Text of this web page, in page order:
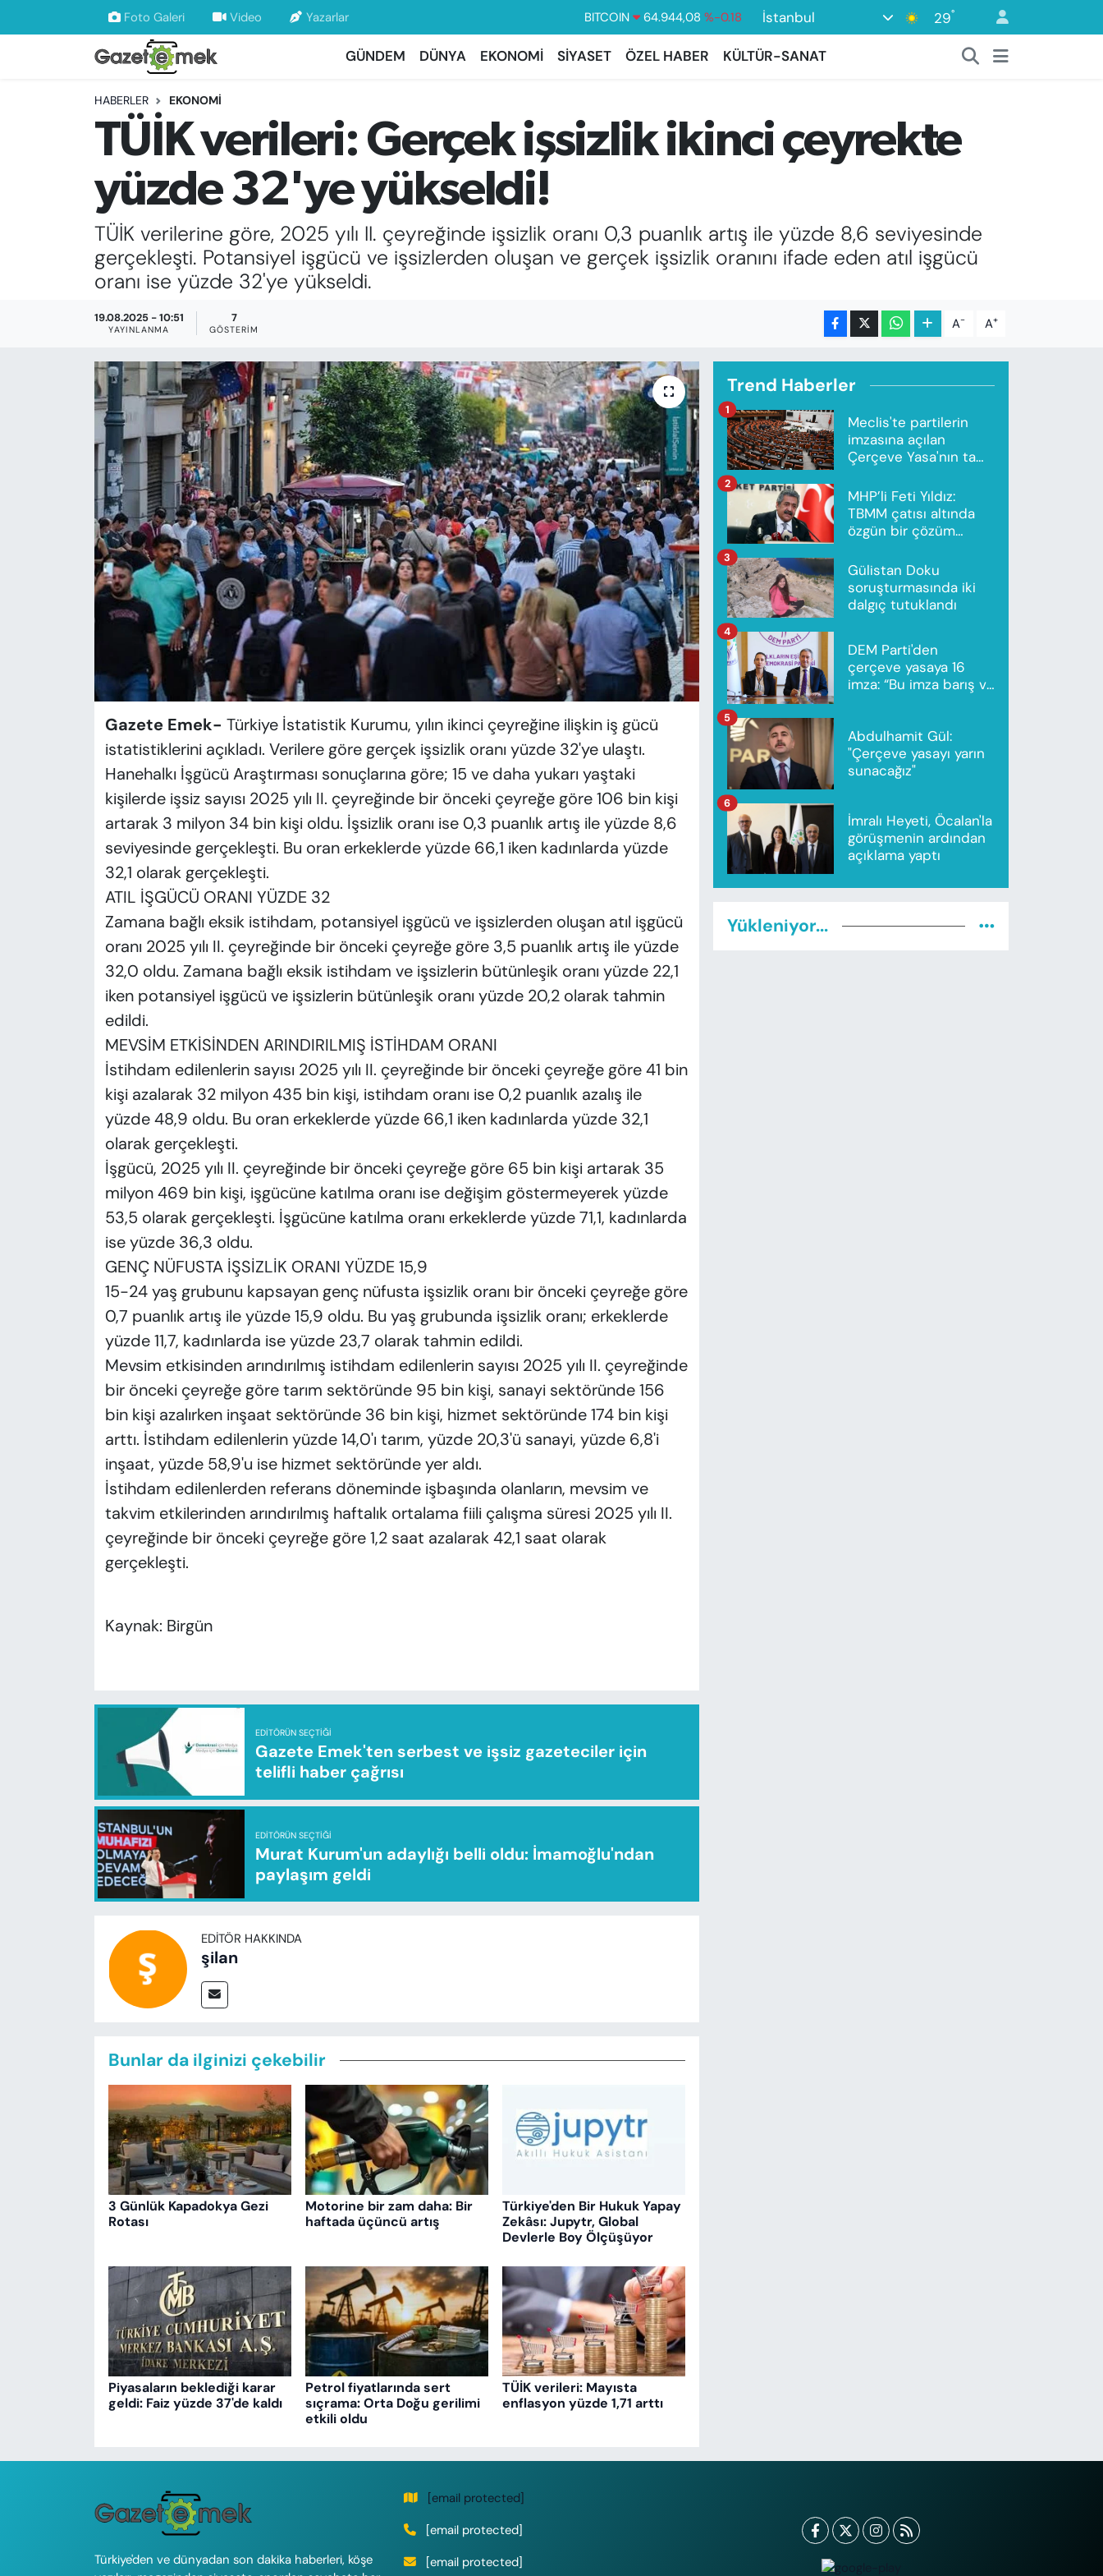
Foto Galeri Video Yazarlar DOLAR 47,7436 %0.18
EURO
55,2510
%0.32
BİST100
13.779 %-14
İstanbul 29°
GÜNDEM DÜNYA EKONOMİ SİYASET ÖZEL HABER KÜLTÜR-SANAT
HABERLER EKONOMİ
TÜİK verileri: Gerçek işsizlik ikinci çeyrekte
yüzde 32'ye yükseldi!
TÜİK verilerine göre, 2025 yılı II. çeyreğinde işsizlik oranı 0,3 puanlık artış ile yüzde 8,6 seviyesinde
gerçekleşti. Potansiyel işgücü ve işsizlerden oluşan ve gerçek işsizlik oranını ifade eden atıl işgücü
oranı ise yüzde 32'ye yükseldi.
19.08.2025 - 10:51
YAYINLANMA
7
GÖSTERIM A- A+
Gazete Emek- Türkiye İstatistik Kurumu, yılın ikinci çeyreğine ilişkin iş gücü
istatistiklerini açıkladı. Verilere göre gerçek işsizlik oranı yüzde 32'ye ulaştı.
Hanehalkı İşgücü Araştırması sonuçlarına göre; 15 ve daha yukarı yaştaki
kişilerde işsiz sayısı 2025 yılı II. çeyreğinde bir önceki çeyreğe göre 106 bin kişi
artarak 3 milyon 34 bin kişi oldu. İşsizlik oranı ise 0,3 puanlık artış ile yüzde 8,6
seviyesinde gerçekleşti. Bu oran erkeklerde yüzde 66,1 iken kadınlarda yüzde
32,1 olarak gerçekleşti.
ATIL İŞGÜCÜ ORANI YÜZDE 32
Zamana bağlı eksik istihdam, potansiyel işgücü ve işsizlerden oluşan atıl işgücü
oranı 2025 yılı II. çeyreğinde bir önceki çeyreğe göre 3,5 puanlık artış ile yüzde
32,0 oldu. Zamana bağlı eksik istihdam ve işsizlerin bütünleşik oranı yüzde 22,1
iken potansiyel işgücü ve işsizlerin bütünleşik oranı yüzde 20,2 olarak tahmin
edildi.
MEVSİM ETKİSİNDEN ARINDIRILMIŞ İSTİHDAM ORANI
İstihdam edilenlerin sayısı 2025 yılı II. çeyreğinde bir önceki çeyreğe göre 41 bin
kişi azalarak 32 milyon 435 bin kişi, istihdam oranı ise 0,2 puanlık azalış ile
yüzde 48,9 oldu. Bu oran erkeklerde yüzde 66,1 iken kadınlarda yüzde 32,1
olarak gerçekleşti.
İşgücü, 2025 yılı II. çeyreğinde bir önceki çeyreğe göre 65 bin kişi artarak 35
milyon 469 bin kişi, işgücüne katılma oranı ise değişim göstermeyerek yüzde
53,5 olarak gerçekleşti. İşgücüne katılma oranı erkeklerde yüzde 71,1, kadınlarda
ise yüzde 36,3 oldu.
GENÇ NÜFUSTA İŞSİZLİK ORANI YÜZDE 15,9
15-24 yaş grubunu kapsayan genç nüfusta işsizlik oranı bir önceki çeyreğe göre
0,7 puanlık artış ile yüzde 15,9 oldu. Bu yaş grubunda işsizlik oranı; erkeklerde
yüzde 11,7, kadınlarda ise yüzde 23,7 olarak tahmin edildi.
Mevsim etkisinden arındırılmış istihdam edilenlerin sayısı 2025 yılı II. çeyreğinde
bir önceki çeyreğe göre tarım sektöründe 95 bin kişi, sanayi sektöründe 156
bin kişi azalırken inşaat sektöründe 36 bin kişi, hizmet sektöründe 174 bin kişi
arttı. İstihdam edilenlerin yüzde 14,0'ı tarım, yüzde 20,3'ü sanayi, yüzde 6,8'i
inşaat, yüzde 58,9'u ise hizmet sektöründe yer aldı.
İstihdam edilenlerden referans döneminde işbaşında olanların, mevsim ve
takvim etkilerinden arındırılmış haftalık ortalama fiili çalışma süresi 2025 yılı II.
çeyreğinde bir önceki çeyreğe göre 1,2 saat azalarak 42,1 saat olarak
gerçekleşti.
Kaynak: Birgün
EDITÖRÜN SEÇTIĞI
Gazete Emek'ten serbest ve işsiz gazeteciler için
telifli haber çağrısı
EDITÖRÜN SEÇTIĞI
Murat Kurum'un adaylığı belli oldu: İmamoğlu'ndan
paylaşım geldi
EDITÖR HAKKINDA
şilan
Bunlar da ilginizi çekebilir
3 Günlük Kapadokya Gezi
Rotası
Motorine bir zam daha: Bir
haftada üçüncü artış
Türkiye'den Bir Hukuk Yapay
Zekâsı: Jupytr, Global
Devlerle Boy Ölçüşüyor
Piyasaların beklediği karar
geldi: Faiz yüzde 37'de kaldı
Petrol fiyatlarında sert
sıçrama: Orta Doğu gerilimi
etkili oldu
TÜİK verileri: Mayısta
enflasyon yüzde 1,71 arttı
Trend Haberler
Meclis'te partilerin
imzasına açılan
Çerçeve Yasa'nın tam
1
MHP’li Feti Yıldız:
TBMM çatısı altında
özgün bir çözüm
2
Gülistan Doku
soruşturmasında iki
dalgıç tutuklandı
3
DEM Parti'den
çerçeve yasaya 16
imza: “Bu imza barış ve
4
Abdulhamit Gül:
"Çerçeve yasayı yarın
sunacağız"
5
İmralı Heyeti, Öcalan'la
görüşmenin ardından
açıklama yaptı
6
Yükleniyor...
Türkiye'den ve dünyadan son dakika haberleri, köşe
[email protected]
[email protected]
[email protected]
DÜNYA
EKONOMİ
EMEK HABERLERİ
YENİ MEDYADA EMEK GAZETECİLİĞİNİ
GELİŞTİRMEK
FAYDALI BİLGİLER
GÜNDEM
KÜLTÜR-SANAT
MAGAZİN
ÖZEL HABER
YAZAR KÖŞESİ
SİYASET
Nöbetçi Eczaneler
Hava Durumu
İstanbul Namaz Vakitleri
Trafik Durumu
Süper Lig Puan Durumu ve Fikstür
Tüm Manşetler
Son Dakika Haberleri